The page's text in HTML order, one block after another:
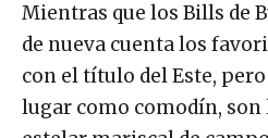
Mientras que los Bills de
de nueva cuenta los
con el título del Este,
lugar como comodín, son